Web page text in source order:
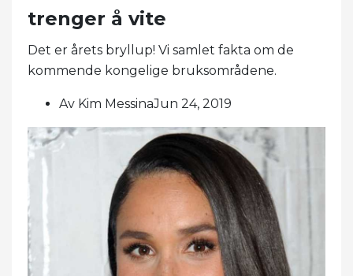
trenger å vite
Det er årets bryllup! Vi samlet fakta om de
kommende kongelige bruksområdene.
Av Kim MessinaJun 24, 2019